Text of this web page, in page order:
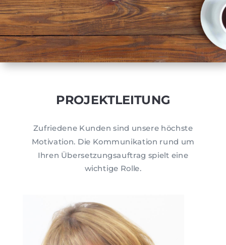
PROJEKTLEITUNG
Zufriedene Kunden sind unsere höchste
Motivation. Die Kommunikation rund um
Ihren Übersetzungsauftrag spielt eine
wichtige Rolle.